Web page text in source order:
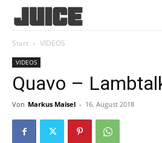
Start VIDEOS
VIDEOS
Quavo –
Von Markus Maisel - 16. August 2018